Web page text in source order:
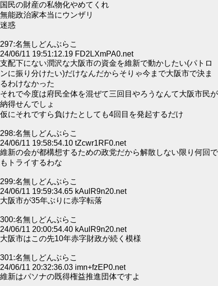
国民の財産の私物化やめてくれ
無能政治家本当にウンザリ
迷惑
297:名無しどんぶらこ
24/06/11 19:51:12.19 FD2LXmPA0.net
支配下にない潤沢な大阪市の資金を維新で動かしたい(パトロ
ンに振り分けたい)だけなんだからそりゃ今まで大阪市で決ま
るわけなかった
それで今度は府民全体を混ぜて三回目やろうなんて大阪市民が
納得せんでしょ
仮にそれですら負けたとしても4回目を発起するだけ
298:名無しどんぶらこ
24/06/11 19:58:54.10 tZcwr1RF0.net
維新の会が都構想するための政党だから解散しない限り何回で
もトライするわな
299:名無しどんぶらこ
24/06/11 19:59:34.65 kAulR9n20.net
大阪市が35年ぶりに赤字転落
300:名無しどんぶらこ
24/06/11 20:00:54.40 kAulR9n20.net
大阪市はこの先10年赤字財政が続く模様
301:名無しどんぶらこ
24/06/11 20:32:36.03 imn+fzEP0.net
維新はパソナの既得権益推進団体ですよ